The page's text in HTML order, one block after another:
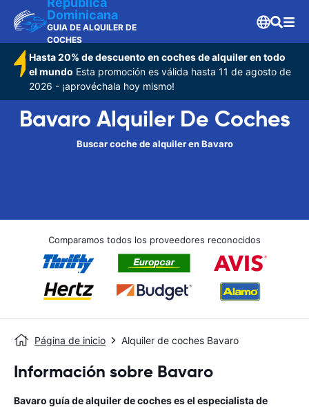
Dominicana
GUIA DE ALQUILER DE
COCHES
Hasta 20% de descuento en coches de alquiler en todo
el mundo Esta promoción es válida hasta 11 de agosto de
2026 - ¡aprovéchala hoy mismo!
Bavaro Alquiler De Coches
Buscar coche de alquiler en Bavaro
Comparamos todos los proveedores reconocidos
Página de inicio Alquiler de coches Bavaro
Información sobre Bavaro
Bavaro guía de alquiler de cocheses el especialista de